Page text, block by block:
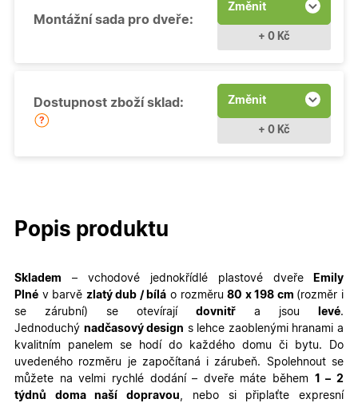
Montážní sada pro dveře:
Změnit
+ 0 Kč
Dostupnost zboží sklad: Změnit
+ 0 Kč
Popis produktu
Skladem – vchodové jednokřídlé plastové dveře Emily
Plné v barvě zlatý dub / bílá o rozměru80 x 198 cm (rozměr i
se zárubní) se otevírají dovnitř a jsou levé.
Jednoduchý nadčasový design s lehce zaoblenými hranami a
kvalitním panelem se hodí do každého domu či bytu. Do
uvedeného rozměru je započítaná i zárubeň. Spolehnout se
můžete na velmi rychlé dodání – dveře máte během 1 – 2
týdnů doma naší dopravou, nebo si připlaťte expresní